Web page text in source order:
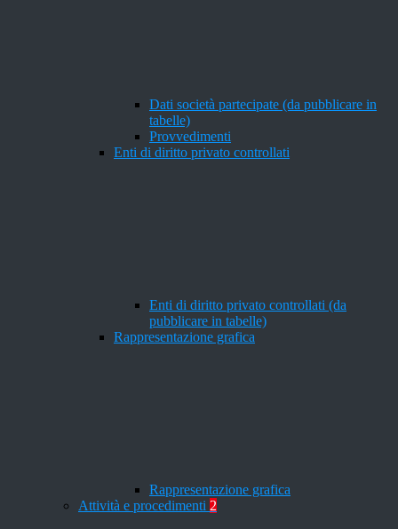
Dati società partecipate (da pubblicare in
tabelle)
Provvedimenti
Enti di diritto privato controllati
Enti di diritto privato controllati (da
pubblicare in tabelle)
Rappresentazione grafica
Rappresentazione grafica
Attività e procedimenti 2